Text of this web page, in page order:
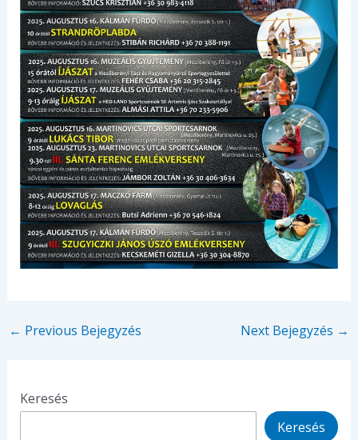
← Previous Bejegyzés Next Bejegyzés →
Keresés
Keresés